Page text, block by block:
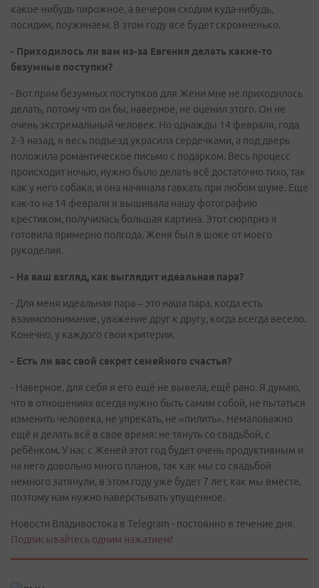
какое-нибудь пирожное, а вечером сходим куда-нибудь,
посидим, поужинаем. В этом году все будет скромненько.
- Приходилось ли вам из-за Евгения делать какие-то
безумные поступки?
- Вот прям безумных поступков для Жени мне не приходилось
делать, потому что он бы, наверное, не оценил этого. Он не
очень экстремальный человек. Но однажды 14 февраля, года
2-3 назад, я весь подъезд украсила сердечками, а под дверь
положила романтическое письмо с подарком. Весь процесс
происходит ночью, нужно было делать всё достаточно тихо, так
как у него собака, и она начинала гавкать при любом шуме. Еще
как-то на 14 февраля я вышивала нашу фотографию
крестиком, получилась большая картина. Этот сюрприз я
готовила примерно полгода. Женя был в шоке от моего
рукоделия.
- На ваш взгляд, как выглядит идеальная пара?
- Для меня идеальная пара – это наша пара, когда есть
взаимопонимание, уважение друг к другу, когда всегда весело.
Конечно, у каждого свои критерии.
- Есть ли вас свой секрет семейного счастья?
- Наверное, для себя я его ещё не вывела, ещё рано. Я думаю,
что в отношениях всегда нужно быть самим собой, не пытаться
изменить человека, не упрекать, не «пилить». Немаловажно
ещё и делать всё в свое время: не тянуть со свадьбой, с
ребёнком. У нас с Женей этот год будет очень продуктивным и
на него довольно много планов, так как мы со свадьбой
немного затянули, в этом году уже будет 7 лет, как мы вместе,
поэтому нам нужно наверстывать упущенное.
Новости Владивостока в Telegram - постоянно в течение дня.
Подписывайтесь одним нажатием!